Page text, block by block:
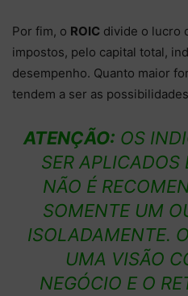
Por fim, o ROIC divide o lucro
impostos, pelo capital total,
desempenho. Quanto maior
tendem a ser as
ATENÇÃO: OS
SER
NÃO É
SOMENTE UM
ISOLADAMENTE.
UMA VISÃO
NEGÓCIO E O